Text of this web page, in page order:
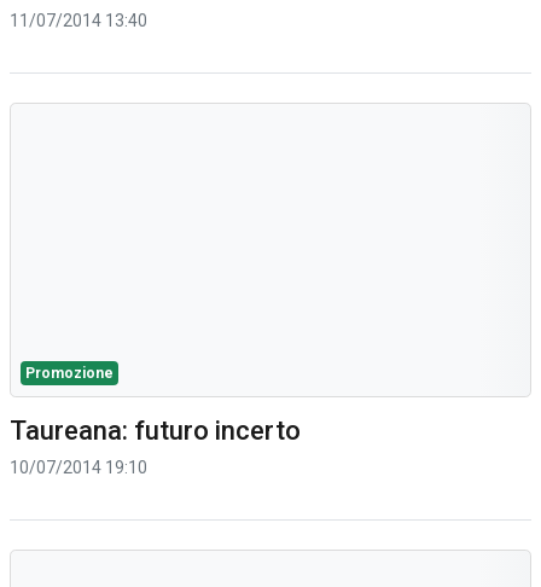
11/07/2014 13:40
Promozione
Taureana: futuro incerto
10/07/2014 19:10